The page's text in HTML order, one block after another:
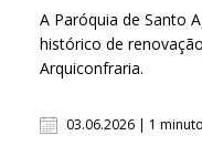
A Paróquia de Santo
histórico de
Arquiconfraria.
03.06.2026 | 1